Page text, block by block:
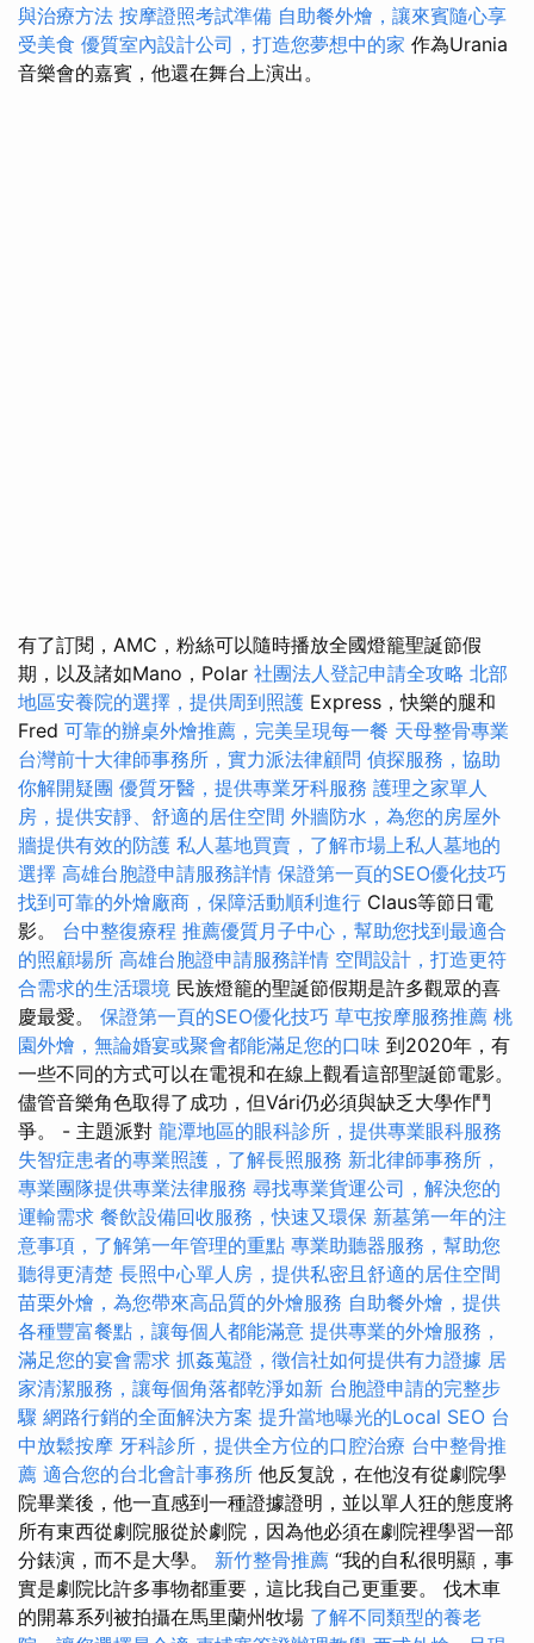
與治療方法 按摩證照考試準備 自助餐外燴，讓來賓隨心享
受美食 優質室內設計公司，打造您夢想中的家 作為Urania
音樂會的嘉賓，他還在舞台上演出。
有了訂閱，AMC，粉絲可以隨時播放全國燈籠聖誕節假
期，以及諸如Mano，Polar 社團法人登記申請全攻略 北部
地區安養院的選擇，提供周到照護 Express，快樂的腿和
Fred 可靠的辦桌外燴推薦，完美呈現每一餐 天母整骨專業
台灣前十大律師事務所，實力派法律顧問 偵探服務，協助
你解開疑團 優質牙醫，提供專業牙科服務 護理之家單人
房，提供安靜、舒適的居住空間 外牆防水，為您的房屋外
牆提供有效的防護 私人墓地買賣，了解市場上私人墓地的
選擇 高雄台胞證申請服務詳情 保證第一頁的SEO優化技巧
找到可靠的外燴廠商，保障活動順利進行 Claus等節日電
影。 台中整復療程 推薦優質月子中心，幫助您找到最適合
的照顧場所 高雄台胞證申請服務詳情 空間設計，打造更符
合需求的生活環境 民族燈籠的聖誕節假期是許多觀眾的喜
慶最愛。 保證第一頁的SEO優化技巧 草屯按摩服務推薦 桃
園外燴，無論婚宴或聚會都能滿足您的口味 到2020年，有
一些不同的方式可以在電視和在線上觀看這部聖誕節電影。
儘管音樂角色取得了成功，但Vári仍必須與缺乏大學作鬥
爭。 - 主題派對 龍潭地區的眼科診所，提供專業眼科服務
失智症患者的專業照護，了解長照服務 新北律師事務所，
專業團隊提供專業法律服務 尋找專業貨運公司，解決您的
運輸需求 餐飲設備回收服務，快速又環保 新墓第一年的注
意事項，了解第一年管理的重點 專業助聽器服務，幫助您
聽得更清楚 長照中心單人房，提供私密且舒適的居住空間
苗栗外燴，為您帶來高品質的外燴服務 自助餐外燴，提供
各種豐富餐點，讓每個人都能滿意 提供專業的外燴服務，
滿足您的宴會需求 抓姦蒐證，徵信社如何提供有力證據 居
家清潔服務，讓每個角落都乾淨如新 台胞證申請的完整步
驟 網路行銷的全面解決方案 提升當地曝光的Local SEO 台
中放鬆按摩 牙科診所，提供全方位的口腔治療 台中整骨推
薦 適合您的台北會計事務所 他反复說，在他沒有從劇院學
院畢業後，他一直感到一種證據證明，並以單人狂的態度將
所有東西從劇院服從於劇院，因為他必須在劇院裡學習一部
分錶演，而不是大學。 新竹整骨推薦 “我的自私很明顯，事
實是劇院比許多事物都重要，這比我自己更重要。 伐木車
的開幕系列被拍攝在馬里蘭州牧場 了解不同類型的養老